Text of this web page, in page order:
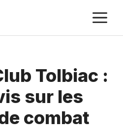
Tolbiac :
sur les
combat